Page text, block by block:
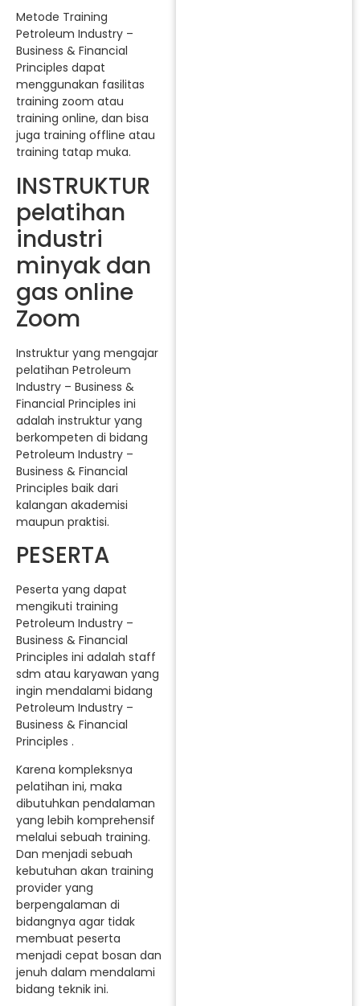
Metode Training
Petroleum Industry –
Business & Financial
Principles dapat
menggunakan fasilitas
training zoom atau
training online, dan bisa
juga training offline atau
training tatap muka.
INSTRUKTUR
pelatihan
industri
minyak dan
gas online
Zoom
Instruktur yang mengajar
pelatihan Petroleum
Industry – Business &
Financial Principles ini
adalah instruktur yang
berkompeten di bidang
Petroleum Industry –
Business & Financial
Principles baik dari
kalangan akademisi
maupun praktisi.
PESERTA
Peserta yang dapat
mengikuti training
Petroleum Industry –
Business & Financial
Principles ini adalah staff
sdm atau karyawan yang
ingin mendalami bidang
Petroleum Industry –
Business & Financial
Principles .
Karena kompleksnya
pelatihan ini, maka
dibutuhkan pendalaman
yang lebih komprehensif
melalui sebuah training.
Dan menjadi sebuah
kebutuhan akan training
provider yang
berpengalaman di
bidangnya agar tidak
membuat peserta
menjadi cepat bosan dan
jenuh dalam mendalami
bidang teknik ini.